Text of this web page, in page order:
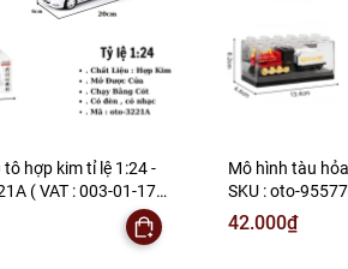
-
( VAT : 003-01-170
Mô hình tàu
SKU : oto-
06-20 ) - K157-
42.000₫